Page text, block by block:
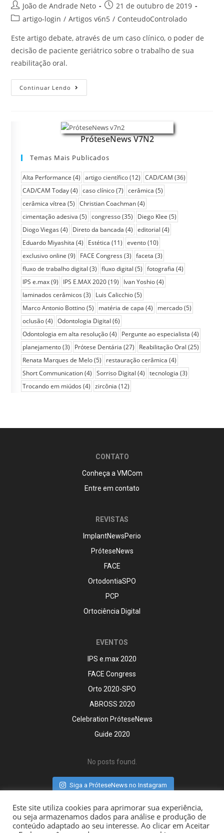
João de Andrade Neto
21 de outubro de 2019
artigo-login / Artigos v6n5 / ConteudoControlado
Este artigo debate, através de um caso clínico, o poder de
decisão de paciente geriátrico sobre o trabalho de sua
reabilitação oral.
Continuar Lendo
PróteseNews V7N2
Temas Mais Publicados
Alta Performance (4) artigo científico(12) CAD/CAM (36)
CAD/CAM Today(4) caso clínico(7) cerâmica (5)
cerâmica vítrea (5) Christian Coachman(4)
cimentação adesiva (5) congresso(35) Diego Klee (5)
Diogo Viegas (4) Direto da bancada (4) editorial (4)
Eduardo Miyashita (4) Estética (11) evento(10)
exclusivo online (9) FACE Congress (3) faceta (3)
fluxo de trabalho digital (3) fluxo digital (5) fotografia (4)
IPS e.max(9) IPS E.MAX 2020(19) Ivan Yoshio(4)
laminados cerâmicos (3) Luis Calicchio(5)
Marco Antonio Bottino(5) matéria de capa (4) mercado(5)
oclusão(4) Odontologia Digital (6)
Odontologia em alta resolução(4) Pergunte ao especialista (4)
planejamento(3) Prótese Dentária (27) Reabilitação Oral (25)
Renata Marques de Melo(5) restauração cerâmica (4)
Short Communication(4) Sorriso Digital (4) tecnologia (3)
Trocando em miúdos (4) zircônia (12)
CONTATO
Conheça a VMCom
Entre em contato
REVISTAS
ImplantNewsPerio
PróteseNews
FACE
OrtodontiaSPO
PCP
Ortociência Digital
EVENTOS
IPS e.max 2020
FACE Congress
Orto 2020-SPO
ABROSS 2020
Celebration PróteseNews
Guide 2020
No posts found.
Siga a PróteseNews no Instagram
Este site utiliza cookies para aprimorar sua experiência,
ou seja armazenamos dados para análise e produção de
conteúdo adaptado ao seu interesse. Ao clicar em Aceitar